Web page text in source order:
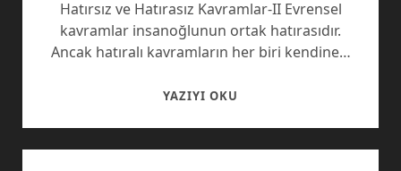
Hatırsız ve Hatırasız Kavramlar-II Evrensel
kavramlar insanoğlunun ortak hatırasıdır.
Ancak hatıralı kavramların her biri kendine…
YAZIYI OKU